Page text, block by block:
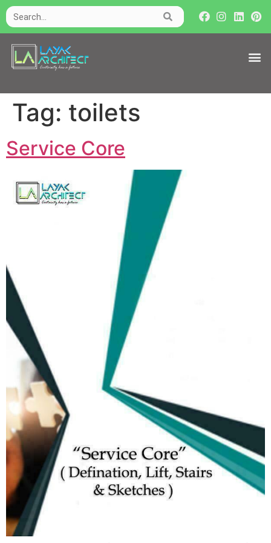
Tag: toilets
Service Core